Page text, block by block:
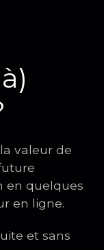
valeur de
en quelques
en ligne.
et sans